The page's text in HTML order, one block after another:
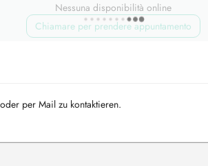
Nessuna disponibilità online
Chiamare per prendere appuntamento
per Mail zu kontaktieren.